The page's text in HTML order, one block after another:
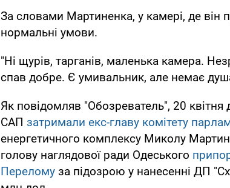
За словами Мартиненка, у камері, де він
нормальні умови.
"Ні щурів, тарганів, маленька камера.
спав добре. Є умивальник, але немає
Як повідомляв "Обозреватель", 20
САП затримали екс-главу комітету
енергетичного комплексу Миколу
голову наглядової ради Одеського
Перелому за підозрою у нанесенні ДП